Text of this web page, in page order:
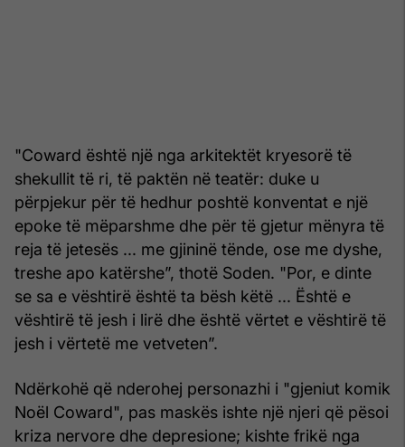
"Coward është një nga arkitektët kryesorë të
shekullit të ri, të paktën në teatër: duke u
përpjekur për të hedhur poshtë konventat e një
epoke të mëparshme dhe për të gjetur mënyra të
reja të jetesës ... me gjininë tënde, ose me dyshe,
treshe apo katërshe”, thotë Soden. "Por, e dinte
se sa e vështirë është ta bësh këtë ... Është e
vështirë të jesh i lirë dhe është vërtet e vështirë të
jesh i vërtetë me vetveten”.
Ndërkohë që nderohej personazhi i "gjeniut komik
Noël Coward", pas maskës ishte një njeri që pësoi
kriza nervore dhe depresione; kishte frikë nga